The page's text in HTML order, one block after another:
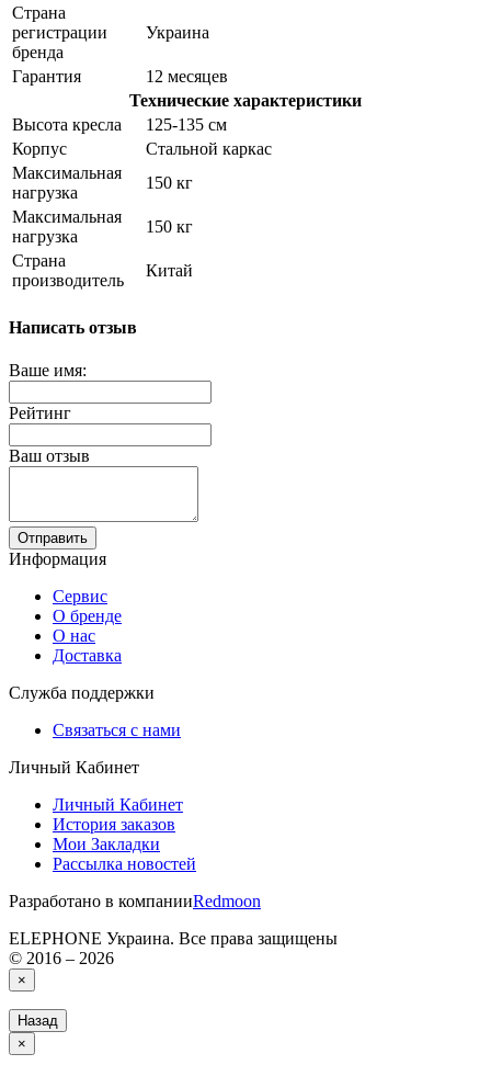
Страна
регистрации
бренда
Украина
Гарантия
12 месяцев
Технические характеристики
Высота кресла
125-135 см
Корпус
Стальной каркас
Максимальная
нагрузка
150 кг
Максимальная
нагрузка
150 кг
Страна
производитель
Китай
Написать отзыв
Ваше имя:
Рейтинг
Ваш отзыв
Отправить
Информация
Сервис
О бренде
О нас
Доставка
Служба поддержки
Связаться с нами
Личный Кабинет
Личный Кабинет
История заказов
Мои Закладки
Рассылка новостей
Разработано в компанииRedmoon
ELEPHONE Украина. Все права защищены
© 2016 – 2026
×
Назад
×